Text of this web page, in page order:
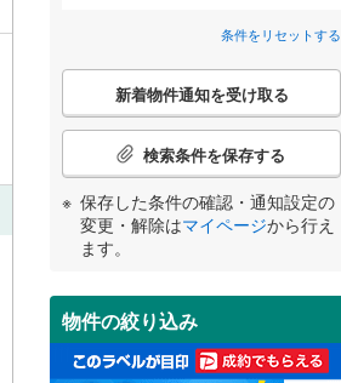
条件をリセットする
こ
検
条
件
受
け
取
新着物件通知を受け取る
検索条件を保存する
保存した条件の確認・通知設定の
変更・解除はマイページから行え
ます。
物件の絞り込み
条件をリセットする
牡鹿郡女川町(0)
条件をリセットする
条件をリセットする
条件をリセットする
条件をリセットする
制震構造 （0）
低層マンション（4階建て以
下）（ 0 ）
小学校まで1km以内（0）
条件をリセットする